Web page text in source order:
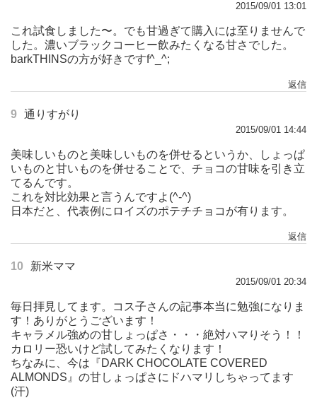
2015/09/01 13:01
これ試食しました〜。でも甘過ぎて購入には至りませんで
した。濃いブラックコーヒー飲みたくなる甘さでした。
barkTHINSの方が好きですf^_^;
返信
9 通りすがり
2015/09/01 14:44
美味しいものと美味しいものを併せるというか、しょっぱ
いものと甘いものを併せることで、チョコの甘味を引き立
てるんです。
これを対比効果と言うんですよ(^-^)
日本だと、代表例にロイズのポテチチョコが有ります。
返信
10 新米ママ
2015/09/01 20:34
毎日拝見してます。コス子さんの記事本当に勉強になりま
す！ありがとうございます！
キャラメル強めの甘しょっぱさ・・・絶対ハマりそう！！
カロリー恐いけど試してみたくなります！
ちなみに、今は『DARK CHOCOLATE COVERED
ALMONDS』の甘しょっぱさにドハマリしちゃってます
(汗)